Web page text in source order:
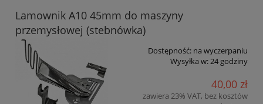
Lamownik A10 45mm do maszyny
przemysłowej (stebnówka)
Dostępność: na wyczerpaniu
Wysyłka w:24 godziny
40,00 zł
zawiera 23% VAT, bez kosztów